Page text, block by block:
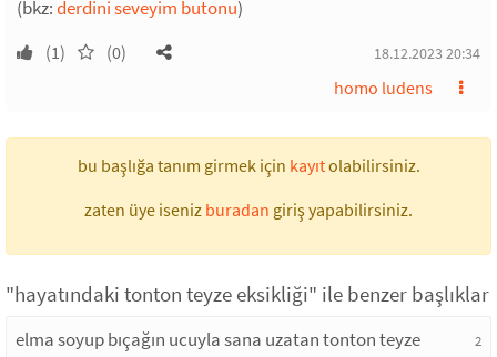
(bkz:derdini seveyim butonu)
(1) (0) 18.12.2023 20:34
homo ludens
bu başlığa tanım girmek için kayıtolabilirsiniz.
zaten üye iseniz buradan giriş yapabilirsiniz.
"hayatındaki tonton teyze eksikliği" ile benzer başlıklar
elma soyup bıçağın ucuyla sana uzatan tonton teyze 2